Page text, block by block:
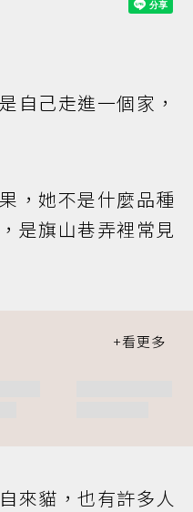
自己走進一個家，
，她不是什麼品種
是旗山巷弄裡常見
來貓，也有許多人